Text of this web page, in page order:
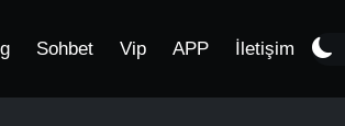
Sohbet Vip APP İletişim